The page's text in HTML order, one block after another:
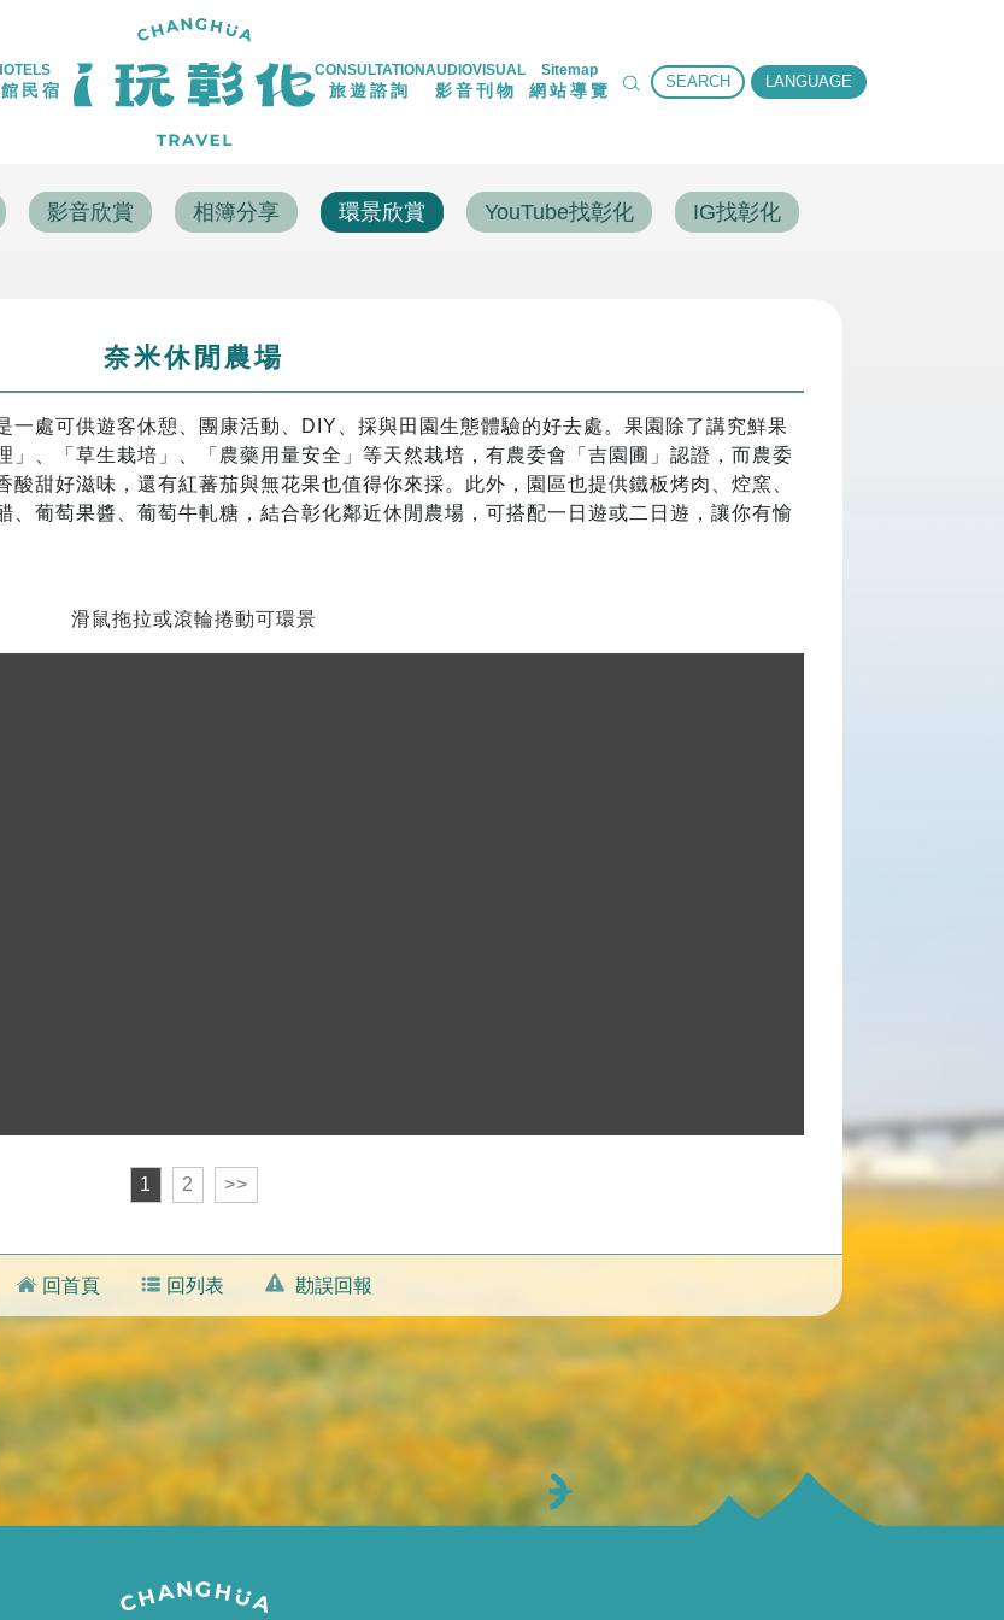
民宿
CONSULTATION
旅遊諮詢
AUDIOVISUAL
影音刊物
Sitemap
網站導覽 SEARCH LANGUAGE
影音欣賞 相簿分享 環景欣賞 YouTube找彰化 IG找彰化
奈米休閒農場
處可供遊客休憩、團康活動、DIY、採與田園生態體驗的好去處。果園除了講究鮮果
」、「草生栽培」、「農藥用量安全」等天然栽培，有農委會「吉園圃」認證，而農委
甜好滋味，還有紅蕃茄與無花果也值得你來採。此外，園區也提供鐵板烤肉、焢窯、
、葡萄果醬、葡萄牛軋糖，結合彰化鄰近休閒農場，可搭配一日遊或二日遊，讓你有愉
滑鼠拖拉或滾輪捲動可環景
1 2 >>
回首頁 回列表 勘誤回報